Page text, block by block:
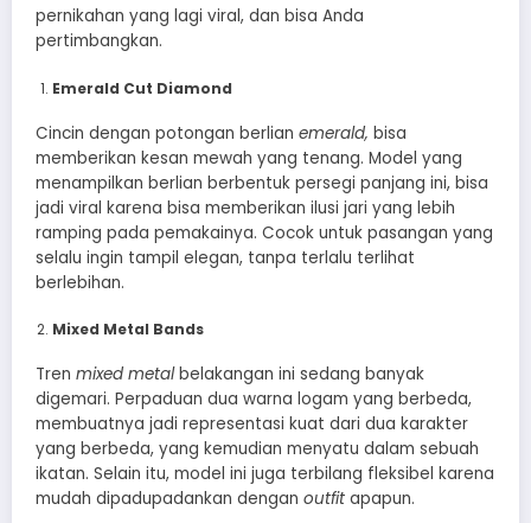
pernikahan yang lagi viral, dan bisa Anda
pertimbangkan.
Emerald Cut Diamond
Cincin dengan potongan berlian emerald, bisa
memberikan kesan mewah yang tenang. Model yang
menampilkan berlian berbentuk persegi panjang ini, bisa
jadi viral karena bisa memberikan ilusi jari yang lebih
ramping pada pemakainya. Cocok untuk pasangan yang
selalu ingin tampil elegan, tanpa terlalu terlihat
berlebihan.
Mixed Metal Bands
Tren mixed metalbelakangan ini sedang banyak
digemari. Perpaduan dua warna logam yang berbeda,
membuatnya jadi representasi kuat dari dua karakter
yang berbeda, yang kemudian menyatu dalam sebuah
ikatan. Selain itu, model ini juga terbilang fleksibel karena
mudah dipadupadankan dengan outfit apapun.